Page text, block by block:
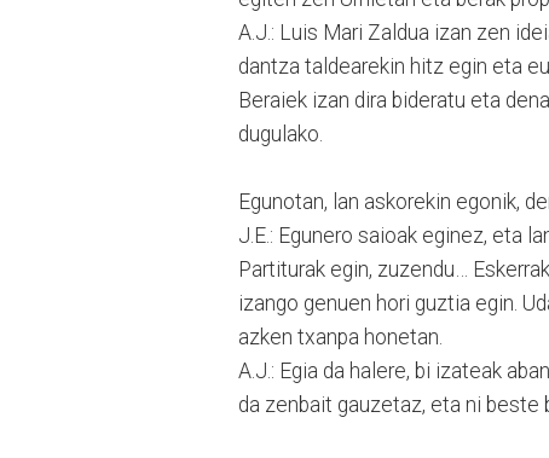
A.J.: Luis Mari Zaldua izan zen
dantza taldearekin hitz egin eta
Beraiek izan dira bideratu eta
dugulako.
Egunotan, lan askorekin egonik,
J.E.: Egunero saioak eginez, eta
Partiturak egin, zuzendu…
izango genuen hori guztia egin.
azken txanpa honetan.
A.J.: Egia da halere, bi izateak
da zenbait gauzetaz, eta ni beste